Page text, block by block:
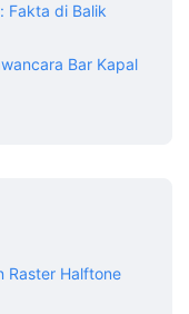
Fakta di Balik
Bar Kapal
Raster Halftone